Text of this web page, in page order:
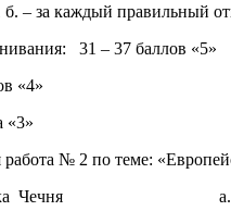
б. – за каждый правильный
31 – 37 баллов «5»
«4»
«3»
работа № 2 по теме:
Чечня а.